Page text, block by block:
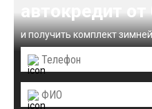
автокредит от
и получить комплект